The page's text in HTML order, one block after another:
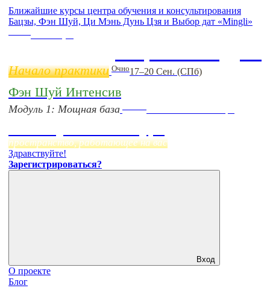
Ближайшие курсы центра обучения и консультирования
Бацзы, Фэн Шуй, Ци Мэнь Дунь Цзя и Выбор дат «Mingli»
Начало практики Очно17–20 Сен. (СПб)
Фэн Шуй Интенсив
Модуль 1: Мощная база
пространство, работающее на вас
Здравствуйте!
Зарегистрироваться?
Вход
О проекте
Блог